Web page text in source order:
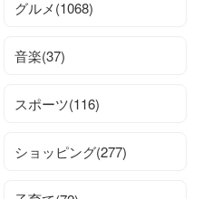
グルメ(1068)
音楽(37)
スポーツ(116)
ショッピング(277)